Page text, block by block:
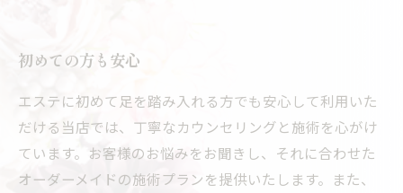
初めての方も安心
エステに初めて足を踏み入れる方でも安心して利用いた
だける当店では、丁寧なカウンセリングと施術を心がけ
ています。お客様のお悩みをお聞きし、それに合わせた
オーダーメイドの施術プランを提供いたします。また、